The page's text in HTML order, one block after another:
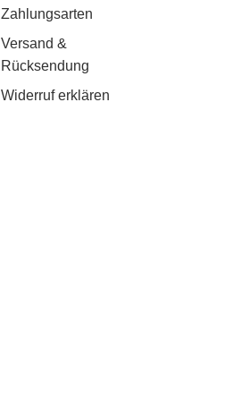
Zahlungsarten
Versand &
Rücksendung
Widerruf erklären